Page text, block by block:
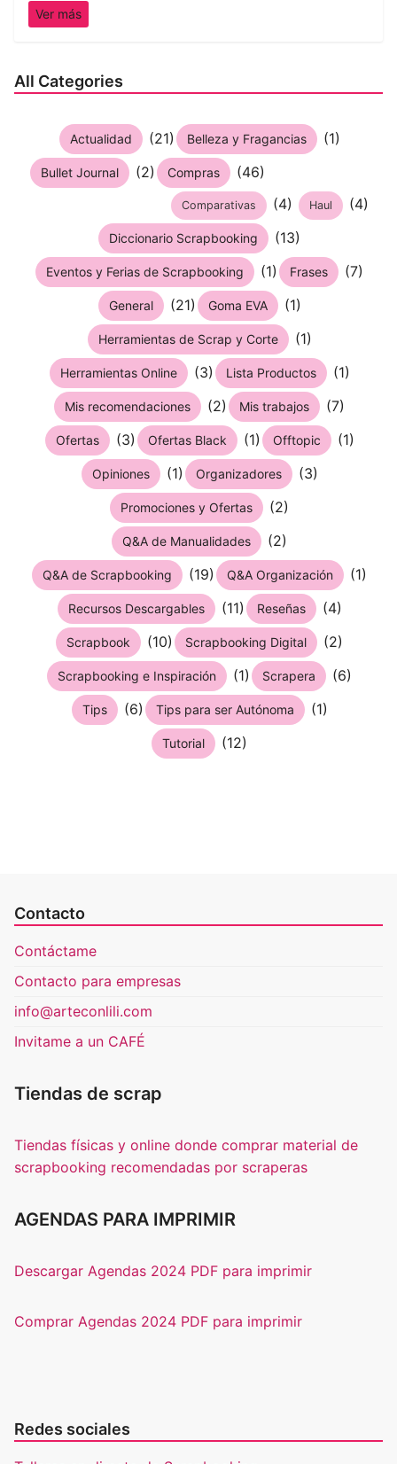
Ver más
All Categories
Actualidad (21) Belleza y Fragancias (1)
Bullet Journal (2) Compras (46)
Comparativas (4) Haul (4)
Diccionario Scrapbooking (13)
Eventos y Ferias de Scrapbooking (1) Frases (7)
General (21) Goma EVA (1)
Herramientas de Scrap y Corte (1)
Herramientas Online (3) Lista Productos (1)
Mis recomendaciones (2) Mis trabajos (7)
Ofertas (3) Ofertas Black (1) Offtopic (1)
Opiniones (1) Organizadores (3)
Promociones y Ofertas (2)
Q&A de Manualidades (2)
Q&A de Scrapbooking (19) Q&A Organización (1)
Recursos Descargables (11) Reseñas (4)
Scrapbook (10) Scrapbooking Digital (2)
Scrapbooking e Inspiración (1) Scrapera (6)
Tips (6) Tips para ser Autónoma (1)
Tutorial (12)
Contacto
Contáctame
Contacto para empresas
info@arteconlili.com
Invitame a un CAFÉ
Tiendas de scrap
Tiendas físicas y online donde comprar material de
scrapbooking recomendadas por scraperas
AGENDAS PARA IMPRIMIR
Descargar Agendas 2024 PDF para imprimir
Comprar Agendas 2024 PDF para imprimir
Redes sociales